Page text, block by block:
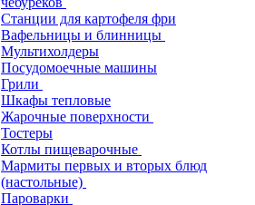
Станции для картофеля фри
Вафельницы и блинницы
Мультихолдеры
Посудомоечные машины
Грили
Шкафы тепловые
Жарочные поверхности
Тостеры
Котлы пищеварочные
Мармиты первых и вторых блюд
(настольные)
Пароварки